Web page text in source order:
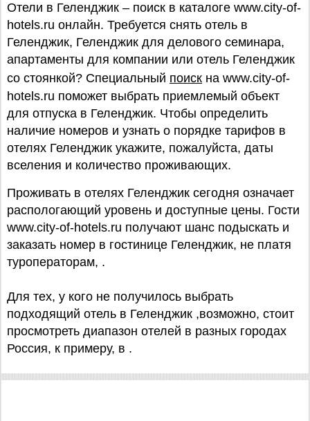
Отели в Геленджик – поиск в каталоге www.city-of-
hotels.ru онлайн. Требуется снять отель в
Геленджик, Геленджик для делового семинара,
апартаменты для компании или отель Геленджик
со стоянкой? Специальный поиск на www.city-of-
hotels.ru поможет выбрать приемлемый объект
для отпуска в Геленджик. Чтобы определить
наличие номеров и узнать о порядке тарифов в
отелях Геленджик укажите, пожалуйста, даты
вселения и количество проживающих.
Проживать в отелях Геленджик сегодня означает
распологающий уровень и доступные цены. Гости
www.city-of-hotels.ru получают шанс подыскать и
заказать номер в гостинице Геленджик, не платя
туроператорам, .
Для тех, у кого не получилось выбрать
подходящий отель в Геленджик ,возможно, стоит
просмотреть диапазон отелей в разных городах
Россия, к примеру, в .